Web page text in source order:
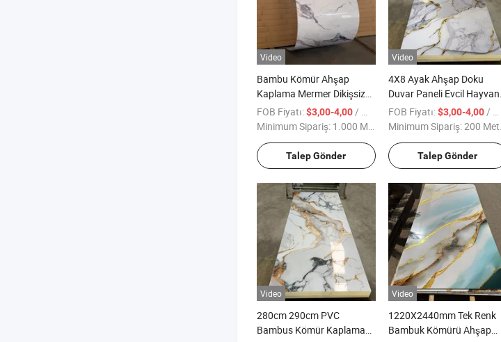
Video
Bambu Kömür Ahşap
Kaplama Mermer Dikişsiz
WPC PVC Duvar Panosu
Bambu Kömür Kaplama ile
FOB Fiyatı:$3,00-4,00 / Metre kare
Minimum Sipariş: 1.000 Metrekare
Talep Gönder
Video
4X8 Ayak Ahşap Doku
Duvar Paneli Evcil Hayvan
Altın Kaplama Laminat
PVC Köpük Duvar Levhası
PVC Sahte Mermer Duvar
Karosu PVC Bambulu
Duvar Levhası
FOB Fiyatı:$3,00-4,00 / Metre kare
Minimum Sipariş:200 Metrekare
Talep Gönder
Video
280cm 290cm PVC
Bambus Kömür Kaplama
Video
1220X2440mm Tek Renk
Bambuk Kömürü Ahşap